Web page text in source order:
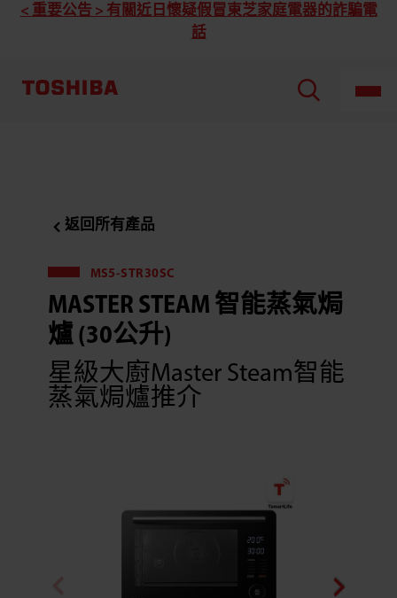
Toshiba< 重要公告 > 有關近日懷疑假冒東芝家庭電器的詐騙電
話
返回所有產品
MS5-STR30SC
MASTER STEAM 智能蒸氣焗
爐 (30公升)
星級大廚Master Steam智能
蒸氣焗爐推介